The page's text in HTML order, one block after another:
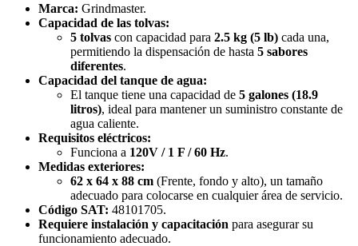
Marca: Grindmaster.
Capacidad de las tolvas:
5 tolvas con capacidad para 2.5 kg (5 lb) cada una,
permitiendo la dispensación de hasta 5 sabores
diferentes.
Capacidad del tanque de agua:
El tanque tiene una capacidad de 5 galones (18.9
litros), ideal para mantener un suministro constante de
agua caliente.
Requisitos eléctricos:
Funciona a 120V / 1 F / 60 Hz.
Medidas exteriores:
62 x 64 x 88 cm (Frente, fondo y alto), un tamaño
adecuado para colocarse en cualquier área de servicio.
Código SAT: 48101705.
Requiere instalación y capacitación para asegurar su
funcionamiento adecuado.